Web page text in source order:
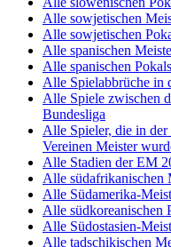
Alle sowjetischen
Alle sowjetischen
Alle spanischen
Alle spanischen
Alle Spielabbrüche in
Alle Spiele zwischen
Bundesliga
Alle Spieler, die in
Vereinen Meister
Alle Stadien der EM
Alle südafrikanischen
Alle Südamerika-
Alle südkoreanischen
Alle Südostasien-
Alle tadschikischen